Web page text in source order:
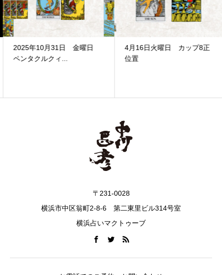
2025年10月31日 金曜日
ペンタクルクィ...
4月16日火曜日 カップ8正
位置
〒231-0028
横浜市中区翁町2-8-6 第二東里ビル314号室
横浜占いマクトゥーブ